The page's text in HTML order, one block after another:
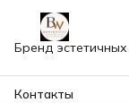
Бренд
Контакты